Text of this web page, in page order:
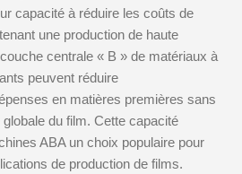
capacité à réduire les coûts de
une production de haute
centrale « B » de matériaux à
peuvent réduire
en matières premières sans
du film. Cette capacité
ABA un choix populaire pour
de production de films.